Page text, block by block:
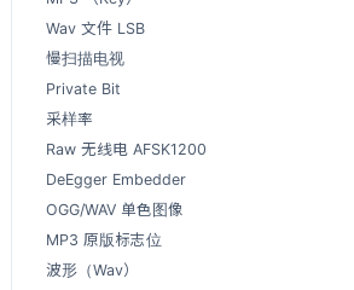
Wav 文件 LSB
慢扫描电视
Private Bit
采样率
Raw 无线电 AFSK1200
DeEgger Embedder
OGG/WAV 单色图像
MP3 原版标志位
波形（Wav）